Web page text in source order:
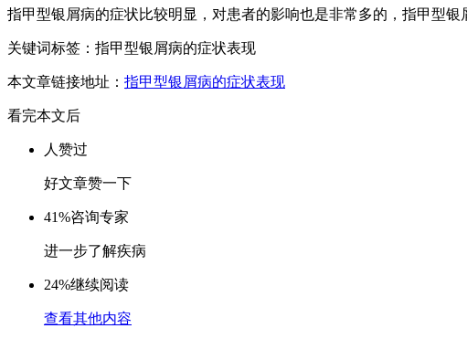
指甲型银屑病的症状比较明显，对患者的影响也是非常多的，指甲型
关键词标签：指甲型银屑病的症状表现
本文章链接地址： 指甲型银屑病的症状表现
看完本文后
人赞过
好文章赞一下
41%咨询专家
进一步了解疾病
24%继续阅读
查看其他内容